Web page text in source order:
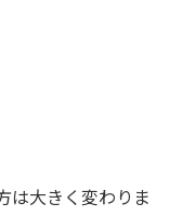
は大きく変わりま